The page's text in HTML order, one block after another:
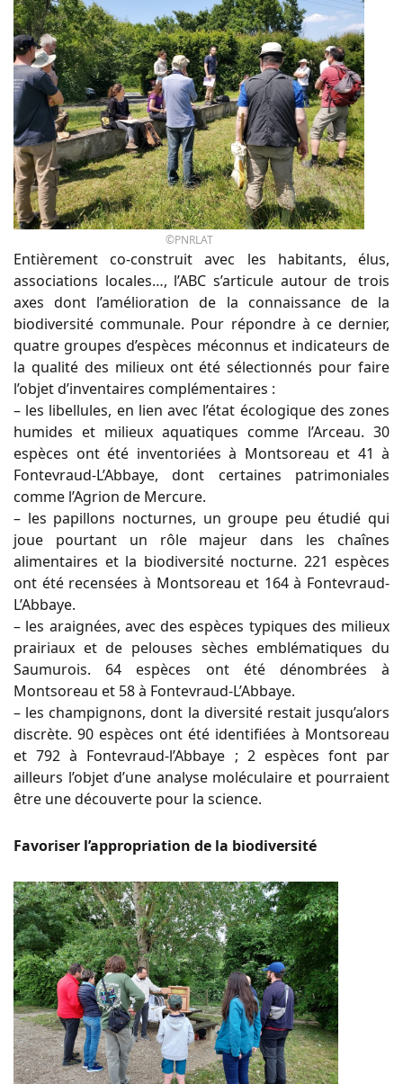
©PNRLAT
Entièrement co-construit avec les habitants, élus,
associations locales…, l’ABC s’articule autour de trois
axes dont l’amélioration de la connaissance de la
biodiversité communale. Pour répondre à ce dernier,
quatre groupes d’espèces méconnus et indicateurs de
la qualité des milieux ont été sélectionnés pour faire
l’objet d’inventaires complémentaires :
– les libellules, en lien avec l’état écologique des zones
humides et milieux aquatiques comme l’Arceau. 30
espèces ont été inventoriées à Montsoreau et 41 à
Fontevraud-L’Abbaye, dont certaines patrimoniales
comme l’Agrion de Mercure.
– les papillons nocturnes, un groupe peu étudié qui
joue pourtant un rôle majeur dans les chaînes
alimentaires et la biodiversité nocturne. 221 espèces
ont été recensées à Montsoreau et 164 à Fontevraud-
L’Abbaye.
– les araignées, avec des espèces typiques des milieux
prairiaux et de pelouses sèches emblématiques du
Saumurois. 64 espèces ont été dénombrées à
Montsoreau et 58 à Fontevraud-L’Abbaye.
– les champignons, dont la diversité restait jusqu’alors
discrète. 90 espèces ont été identifiées à Montsoreau
et 792 à Fontevraud-l’Abbaye ; 2 espèces font par
ailleurs l’objet d’une analyse moléculaire et pourraient
être une découverte pour la science.
Favoriser l’appropriation de la biodiversité